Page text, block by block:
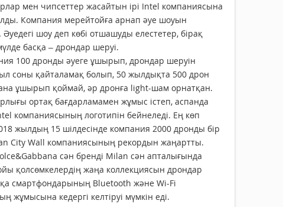
мен чипсеттер жасайтын ірі Intel компаниясына
Компания мерейтойға арнап әуе шоуын
шоу деп көбі отшашуды елестетер, бірақ
басқа – дрондар шеруі.
100 дронды әуеге ұшырып, дрондар шеруін
соны қайталамақ болып, 50 жылдықта 500 дрон
ұшырып қоймай, әр дронға light-шам орнатқан.
ортақ бағдарламамен жұмыс істеп, аспанда
компаниясының логотипін бейнеледі. Ең көп
жылдың 15 шілдесінде компания 2000 дронды бір
City Wall компаниясының рекордын жаңартты.
сән бренді Milan сән апталығында
қолсөмкелердің жаңа коллекциясын дрондар
смартфондарының Bluеtooth және Wi-Fi
жұмысына кедергі келтіруі мүмкін еді.